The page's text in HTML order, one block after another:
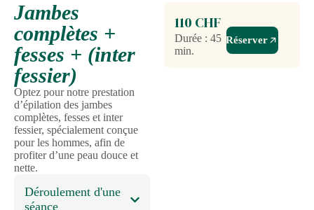
Jambes
complètes +
fesses + (inter
fessier)
Optez pour notre prestation
d’épilation des jambes
complètes, fesses et inter
fessier, spécialement conçue
pour les hommes, afin de
profiter d’une peau douce et
nette.
Déroulement d'une
séance
110 CHF
Durée : 45
min.
Réserver